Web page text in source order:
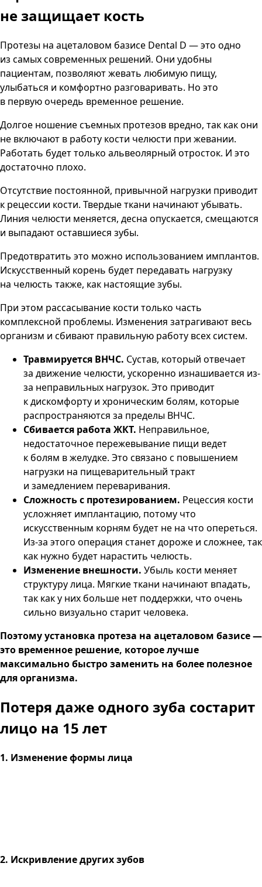
не защищает кость
Протезы на ацеталовом базисе Dental D — это одно
из самых современных решений. Они удобны
пациентам, позволяют жевать любимую пищу,
улыбаться и комфортно разговаривать. Но это
в первую очередь временное решение.
Долгое ношение съемных протезов вредно, так как они
не включают в работу кости челюсти при жевании.
Работать будет только альвеолярный отросток. И это
достаточно плохо.
Отсутствие постоянной, привычной нагрузки приводит
к рецессии кости. Твердые ткани начинают убывать.
Линия челюсти меняется, десна опускается, смещаются
и выпадают оставшиеся зубы.
Предотвратить это можно использованием имплантов.
Искусственный корень будет передавать нагрузку
на челюсть также, как настоящие зубы.
При этом рассасывание кости только часть
комплексной проблемы. Изменения затрагивают весь
организм и сбивают правильную работу всех систем.
Травмируется ВНЧС. Сустав, который отвечает
за движение челюсти, ускоренно изнашивается из-
за неправильных нагрузок. Это приводит
к дискомфорту и хроническим болям, которые
распространяются за пределы ВНЧС.
Сбивается работа ЖКТ. Неправильное,
недостаточное пережевывание пищи ведет
к болям в желудке. Это связано с повышением
нагрузки на пищеварительный тракт
и замедлением переваривания.
Сложность с протезированием. Рецессия кости
усложняет имплантацию, потому что
искусственным корням будет не на что опереться.
Из-за этого операция станет дороже и сложнее, так
как нужно будет нарастить челюсть.
Изменение внешности. Убыль кости меняет
структуру лица. Мягкие ткани начинают впадать,
так как у них больше нет поддержки, что очень
сильно визуально старит человека.
Поэтому установка протеза на ацеталовом базисе —
это временное решение, которое лучше
максимально быстро заменить на более полезное
для организма.
Потеря даже одного зуба состарит
лицо на 15 лет
1. Изменение формы лица
2. Искривление других зубов